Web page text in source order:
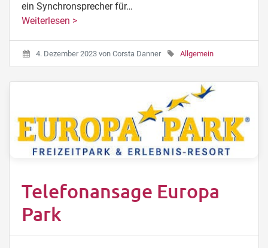
ein Synchronsprecher für…
Weiterlesen >
4. Dezember 2023 von Corsta Danner Allgemein
Telefonansage Europa
Park